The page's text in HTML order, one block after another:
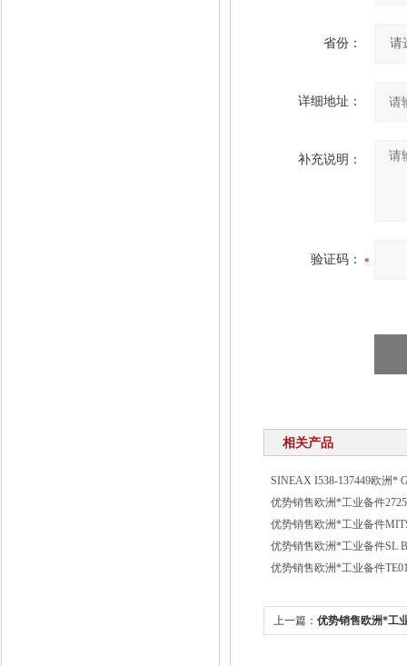
省份：
详细地址：
补充说明：
验证码：
相关产品
SINEAX I538-137449欧洲*
优势销售欧洲*工业备件
优势销售欧洲*工业备件
优势销售欧洲*工业备件SL
优势销售欧洲*工业备件
上一篇：优势销售欧洲*工